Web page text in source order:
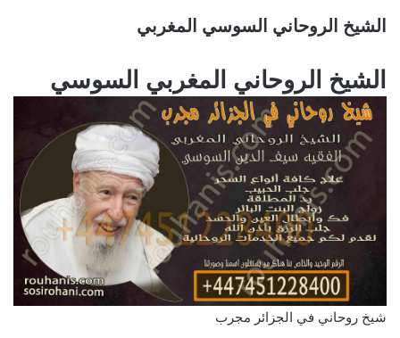
الشيخ الروحاني السوسي المغربي
الشيخ الروحاني المغربي السوسي
شيخ روحاني في الجزائر مجرب